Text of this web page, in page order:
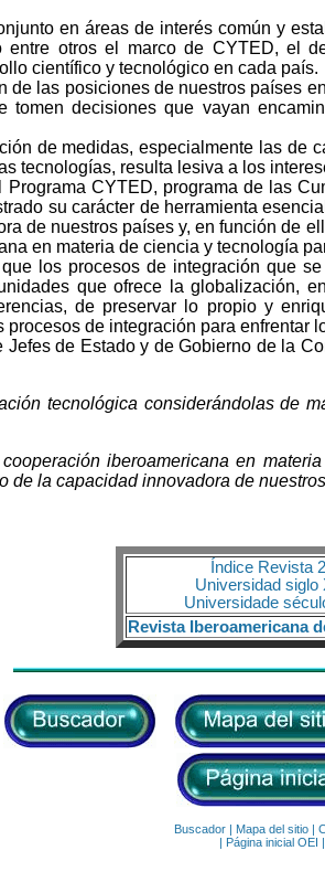
en áreas de interés común y
entre otros el marco de CYTED, el
científico y tecnológico en cada país.
de las posiciones de nuestros países
tomen decisiones que vayan
de medidas, especialmente las de
tecnologías, resulta lesiva a los
CYTED, programa de las
su carácter de herramienta
de nuestros países y, en función de
en materia de ciencia y tecnología
los procesos de integración que
que ofrece la globalización,
de preservar lo propio y
procesos de integración para
Jefes de Estado y de Gobierno de la
tecnológica considerándolas de
iberoamericana en
de la capacidad innovadora de
Índice Revista
Universidad siglo
Universidade
Revista Iberoamericana
Buscador| Mapa del sitio|
Página inicial OEI